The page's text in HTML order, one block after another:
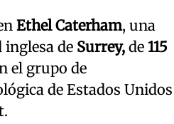
Ethel Caterham, una
inglesa de Surrey, de 115
el grupo de
de Estados Unidos